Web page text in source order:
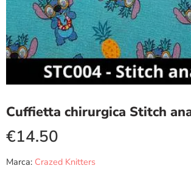
Cuffietta chirurgica Stitch
€14.50
Marca: Crazed Knitters